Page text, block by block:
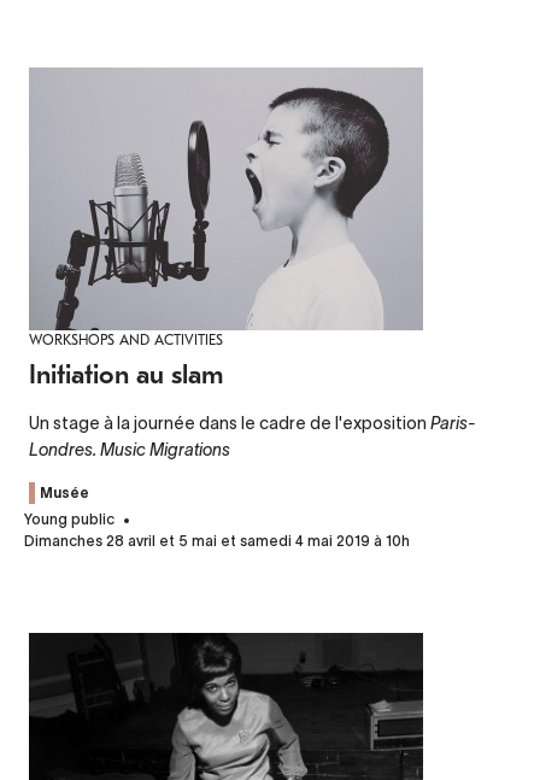
WORKSHOPS AND ACTIVITIES
Initiation au slam
Un stage à la journée dans le cadre de l'exposition Paris-
Londres. Music Migrations
Musée
Young public
Dimanches 28 avril et 5 mai et samedi 4 mai 2019 à 10h